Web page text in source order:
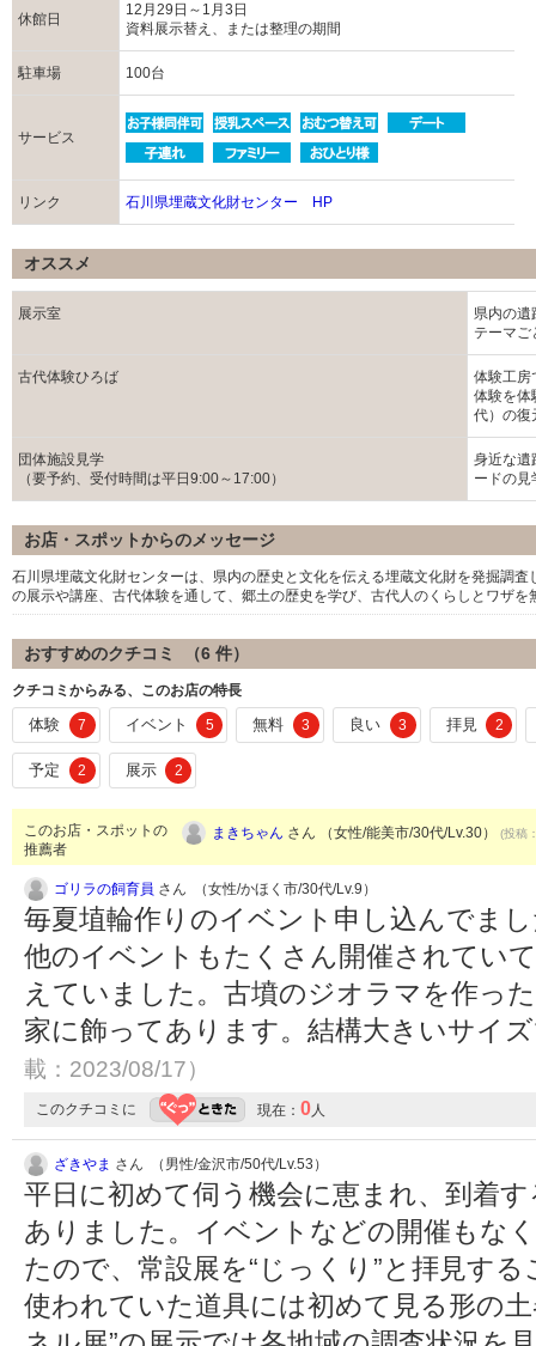
休館日
12月29日～1月3日
資料展示替え、または整理の期間
駐車場 100台
サービス
リンク 石川県埋蔵文化財センター HP
オススメ
展示室
県内の遺
テーマご
古代体験ひろば
体験工房
体験を体
代）の復
団体施設見学
（要予約、受付時間は平日9:00～17:00）
身近な遺
ードの見
お店・スポットからのメッセージ
石川県埋蔵文化財センターは、県内の歴史と文化を伝える埋蔵文化財を発掘調
の展示や講座、古代体験を通して、郷土の歴史を学び、古代人のくらしとワザを
おすすめのクチコミ （6 件）
クチコミからみる、このお店の特長
体験 7 イベント 5 無料 3 良い 3 拝見 2
予定 2 展示 2
このお店・スポットの
推薦者
まきちゃん さん （女性/能美市/30代/Lv.30） (投稿
ゴリラの飼育員 さん （女性/かほく市/30代/Lv.9）
毎夏埴輪作りのイベント申し込んでま
他のイベントもたくさん開催されてい
えていました。古墳のジオラマを作っ
家に飾ってあります。結構大きいサイ
載：2023/08/17）
このクチコミに 現在： 0人
ざきやま さん （男性/金沢市/50代/Lv.53）
平日に初めて伺う機会に恵まれ、到着
ありました。イベントなどの開催もな
たので、常設展を“じっくり”と拝見す
使われていた道具には初めて見る形の